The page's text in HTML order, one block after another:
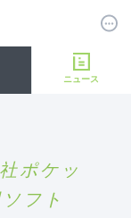
ニュース
ポケッ
フト